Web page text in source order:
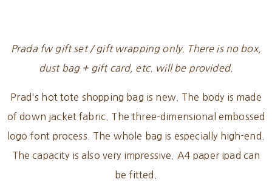
Prada fw gift set / gift wrapping only. There is no box,
dust bag + gift card, etc. will be provided.
Prad's hot tote shopping bag is new. The body is made
of down jacket fabric. The three-dimensional embossed
logo font process. The whole bag is especially high-end.
The capacity is also very impressive. A4 paper ipad can
be fitted.